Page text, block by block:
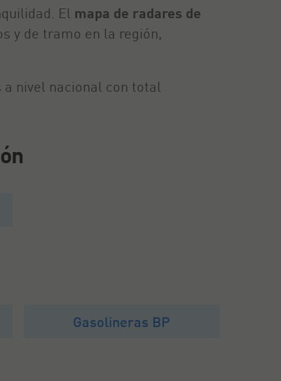
El mapa de radares de
y de tramo en la región,
a nivel nacional con total
Gasolineras BP